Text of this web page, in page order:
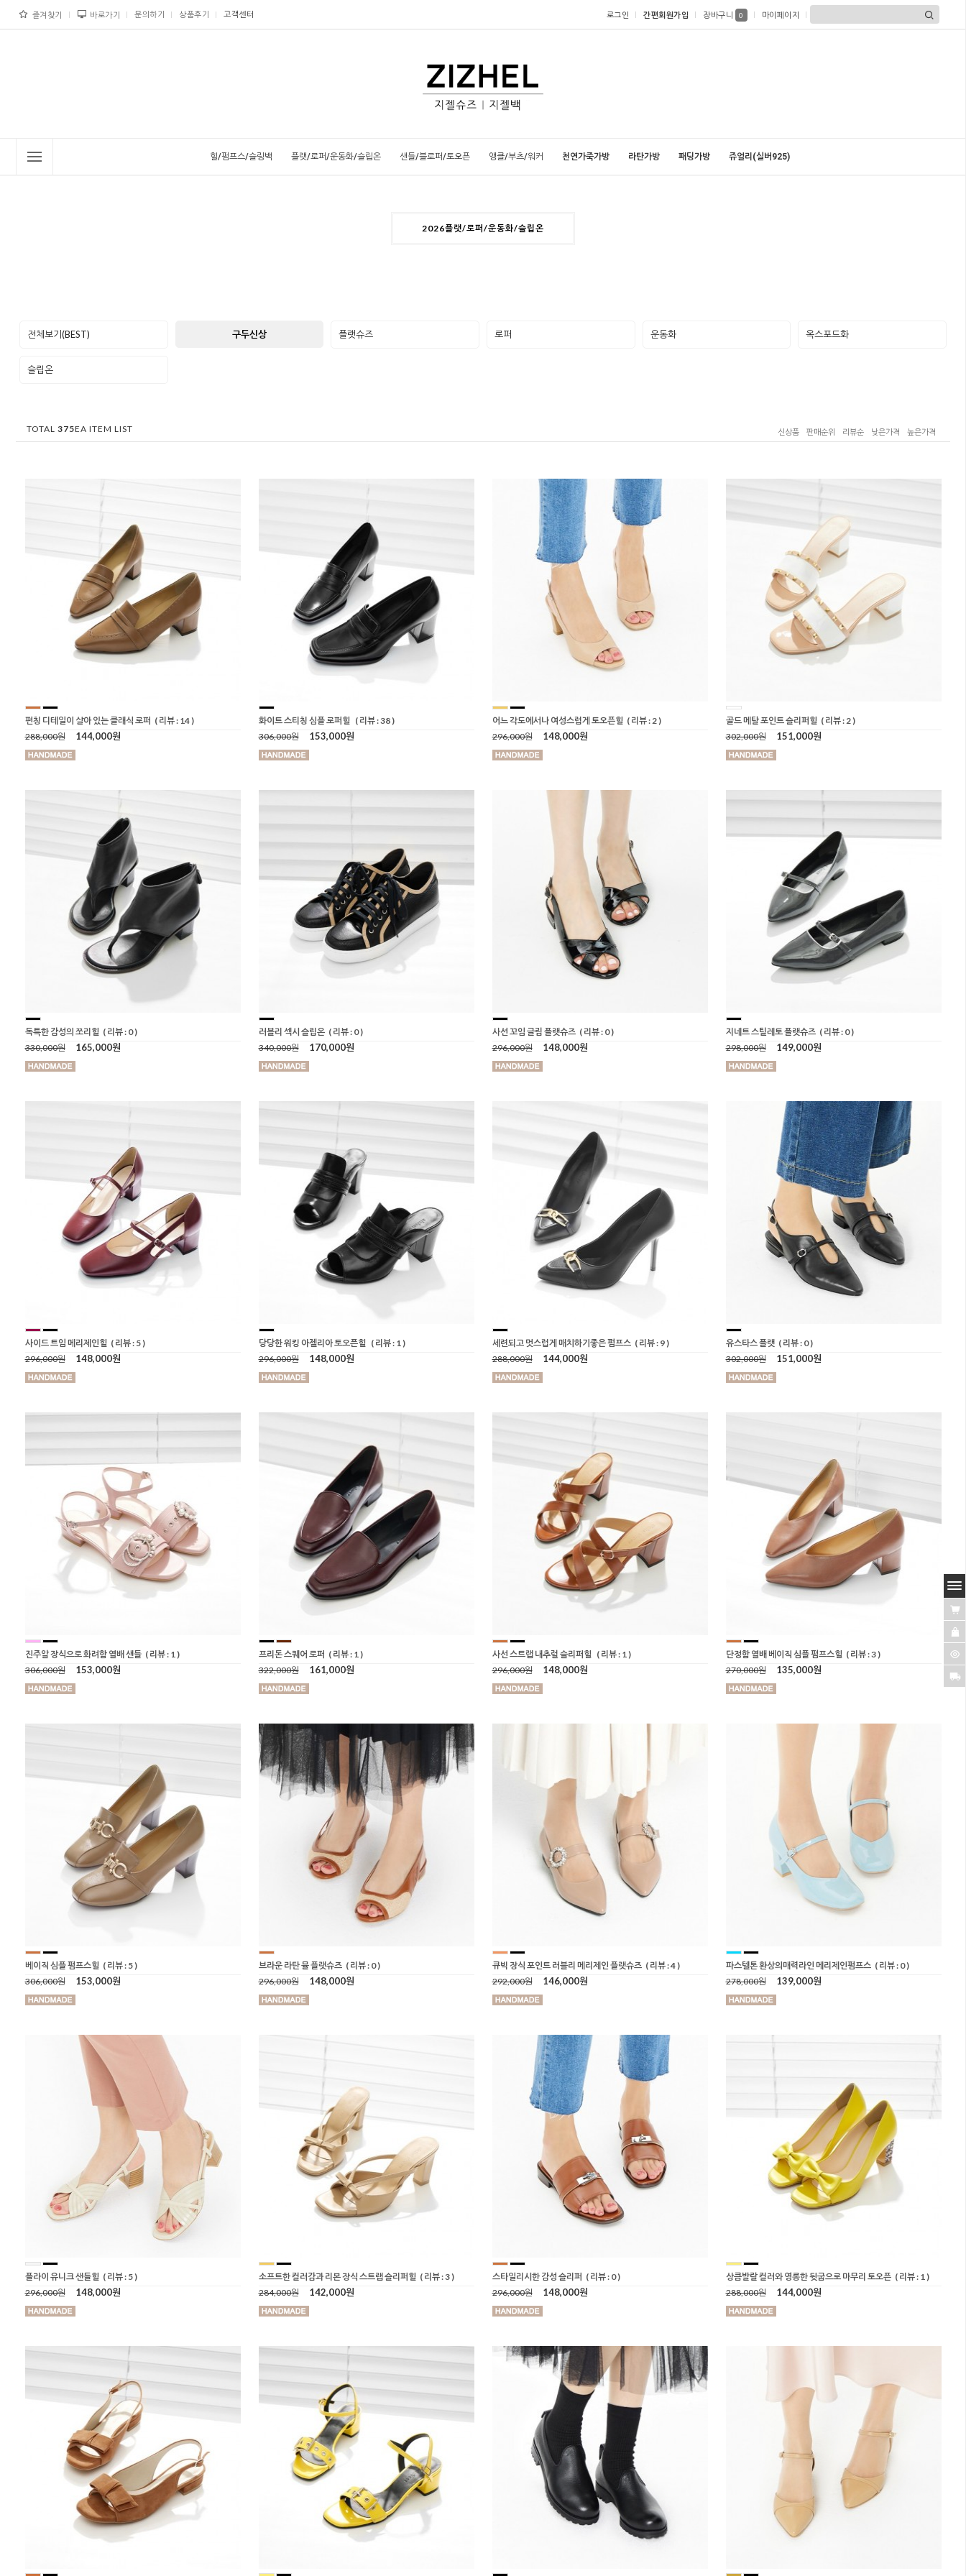
즐겨찾기 바로가기 문의하기 상품후기 고객센터 로그인 간편회원가입 장바구니 0 마이페이지
힐/펌프스/슬링백 플랫/로퍼/운동화/슬립온 샌들/블로퍼/토오픈 앵클/부츠/워커 천연가죽가방 라탄가방 패딩가방 쥬얼리(실버925)
2026플랫/로퍼/운동화/슬립온
전체보기(BEST) 구두신상 플랫슈즈 로퍼 운동화 옥스포드화
슬립온
TOTAL 375EA ITEM LIST 신상품 판매순위 리뷰순 낮은가격 높은가격
펀칭 디테일이 살아 있는 클래식 로퍼 ( 리뷰 : 14 )
288,000원
144,000원
화이트 스티칭 심플 로퍼힐 ( 리뷰 : 38 )
306,000원
153,000원
어느 각도에서나 여성스럽게 토오픈힐 ( 리뷰 : 2 )
296,000원
148,000원
골드 메탈 포인트 슬리퍼힐 ( 리뷰 : 2 )
302,000원
151,000원
독특한 감성의 쪼리힐 ( 리뷰 : 0 )
330,000원
165,000원
러블리 섹시 슬립온 ( 리뷰 : 0 )
340,000원
170,000원
사선 꼬임 글림 플랫슈즈 ( 리뷰 : 0 )
296,000원
148,000원
지네트 스틸레토 플랫슈즈 ( 리뷰 : 0 )
298,000원
149,000원
사이드 트임 메리제인힐 ( 리뷰 : 5 )
296,000원
148,000원
당당한 워킹 아젤리아 토오픈힐 ( 리뷰 : 1 )
296,000원
148,000원
세련되고 멋스럽게 매치하기좋은 펌프스 ( 리뷰 : 9 )
288,000원
144,000원
유스타스 플랫 ( 리뷰 : 0 )
302,000원
151,000원
진주알 장식으로 화려함 열배 샌들 ( 리뷰 : 1 )
306,000원
153,000원
프리돈 스퀘어 로퍼 ( 리뷰 : 1 )
322,000원
161,000원
사선 스트랩 내추럴 슬리퍼힐 ( 리뷰 : 1 )
296,000원
148,000원
단정함 열배 베이직 심플 펌프스힐 ( 리뷰 : 3 )
270,000원
135,000원
베이직 심플 펌프스힐 ( 리뷰 : 5 )
306,000원
153,000원
브라운 라탄 뮬 플랫슈즈 ( 리뷰 : 0 )
296,000원
148,000원
큐빅 장식 포인트 러블리 메리제인 플랫슈즈 ( 리뷰 : 4 )
292,000원
146,000원
파스텔톤 환상의매력라인 메리제인펌프스 ( 리뷰 : 0 )
278,000원
139,000원
플라이 유니크 샌들힐 ( 리뷰 : 5 )
296,000원
148,000원
소프트한 컬러감과 리본 장식 스트랩 슬리퍼힐 ( 리뷰 : 3 )
284,000원
142,000원
스타일리시한 감성 슬리퍼 ( 리뷰 : 0 )
296,000원
148,000원
상큼발랄 컬러와 영롱한 뒷굽으로 마무리 토오픈 ( 리뷰 : 1 )
288,000원
144,000원